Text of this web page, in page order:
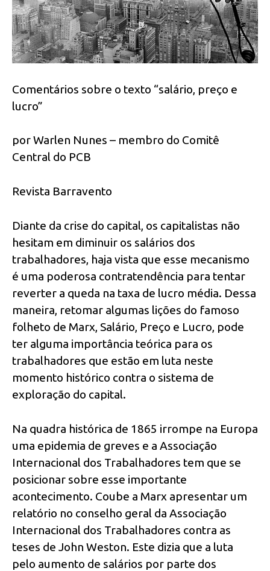
Comentários sobre o texto “salário, preço e
lucro”
por Warlen Nunes – membro do Comitê
Central do PCB
Revista Barravento
Diante da crise do capital, os capitalistas não
hesitam em diminuir os salários dos
trabalhadores, haja vista que esse mecanismo
é uma poderosa contratendência para tentar
reverter a queda na taxa de lucro média. Dessa
maneira, retomar algumas lições do famoso
folheto de Marx, Salário, Preço e Lucro, pode
ter alguma importância teórica para os
trabalhadores que estão em luta neste
momento histórico contra o sistema de
exploração do capital.
Na quadra histórica de 1865 irrompe na Europa
uma epidemia de greves e a Associação
Internacional dos Trabalhadores tem que se
posicionar sobre esse importante
acontecimento. Coube a Marx apresentar um
relatório no conselho geral da Associação
Internacional dos Trabalhadores contra as
teses de John Weston. Este dizia que a luta
pelo aumento de salários por parte dos